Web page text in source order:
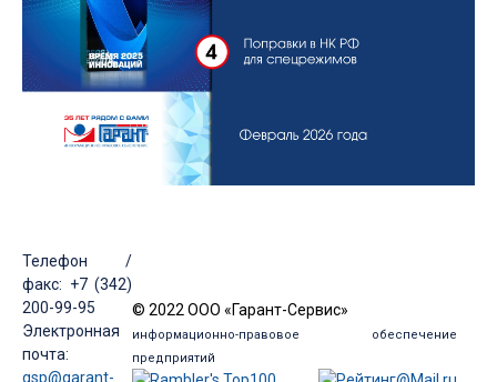
Телефон /
факс: +7 (342)
200-99-95
Электронная
почта:
gsp@garant-
© 2022 ООО «Гарант-Сервис»
информационно-правовое обеспечение
предприятий